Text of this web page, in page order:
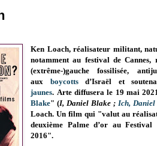
Ken Loach, réalisateur militant,
notamment au festival de Cannes,
(extrême-)gauche fossilisée,
aux boycottsd’Israël et
jaunes. Arte diffusera le 19 mai
Blake" (I, Daniel Blake ;Ich,
Loach.Un film qui "valut au
deuxième Palme d’or au Festival
2016".